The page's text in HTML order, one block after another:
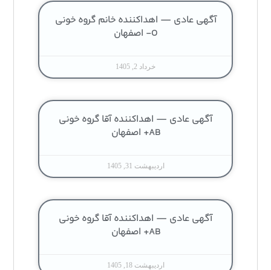
آگهی عادی — اهداکننده خانم گروه خونی
O- اصفهان
خرداد 2, 1405
آگهی عادی — اهداکننده آقا گروه خونی
AB+ اصفهان
اردیبهشت 31, 1405
آگهی عادی — اهداکننده آقا گروه خونی
AB+ اصفهان
اردیبهشت 18, 1405